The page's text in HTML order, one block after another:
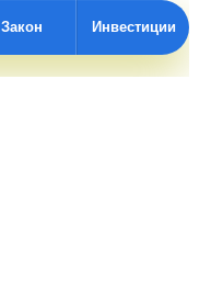
Закон Инвестиции